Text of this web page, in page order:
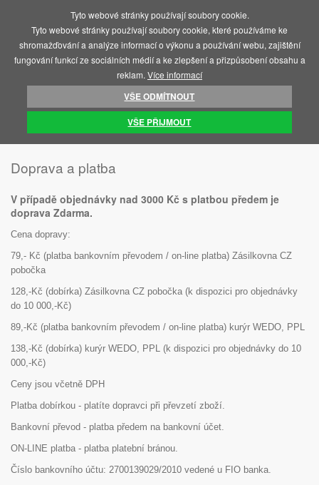
ÚVOD DOPRAVA A PLATBA
Doprava a platba
V případě objednávky nad 3000 Kč s platbou předem je
doprava Zdarma.
Cena dopravy:
79,- Kč (platba bankovním převodem / on-line platba) Zásilkovna CZ
pobočka
128,-Kč (dobírka) Zásilkovna CZ pobočka (k dispozici pro objednávky
do 10 000,-Kč)
89,-Kč (platba bankovním převodem / on-line platba) kurýr WEDO, PPL
138,-Kč (dobírka) kurýr WEDO, PPL (k dispozici pro objednávky do 10
000,-Kč)
Ceny jsou včetně DPH
Platba dobírkou - platíte dopravci při převzetí zboží.
Bankovní převod - platba předem na bankovní účet.
ON-LINE platba - platba platební bránou.
Číslo bankovního účtu: 2700139029/2010 vedené u FIO banka.
Tyto webové stránky používají soubory cookie.
Tyto webové stránky používají soubory cookie, které používáme ke
shromažďování a analýze informací o výkonu a používání webu, zajištění
fungování funkcí ze sociálních médií a ke zlepšení a přizpůsobení obsahu a
reklam. Více informací
VŠE ODMÍTNOUT
VŠE PŘIJMOUT